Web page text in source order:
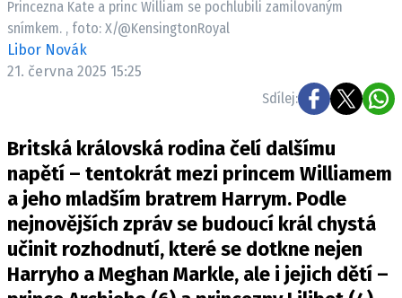
Pošlete e-mail na newsbox.cz
VYDAVATEL
INZERCE
OSOBNÍ ÚDAJE / COOKIES
VOLNÁ MÍSTA
Princezna Kate a princ William se pochlubili zamilovaným
snímkem. , foto: X/@KensingtonRoyal
Libor Novák
21. června 2025 15:25
Sdílej:
Britská královská rodina čelí dalšímu
napětí – tentokrát mezi princem Williamem
a jeho mladším bratrem Harrym. Podle
nejnovějších zpráv se budoucí král chystá
učinit rozhodnutí, které se dotkne nejen
Harryho a Meghan Markle, ale i jejich dětí –